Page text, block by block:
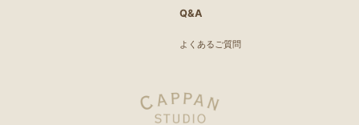
Q&A
よくあるご質問